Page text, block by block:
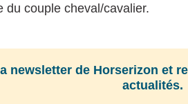
du couple cheval/cavalier.
newsletter de Horserizon et
actualités.